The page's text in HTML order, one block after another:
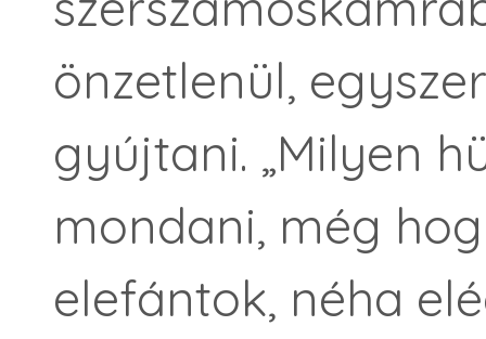
önzetlenül,
gyújtani. „Milyen
mondani, még
elefántok, néha